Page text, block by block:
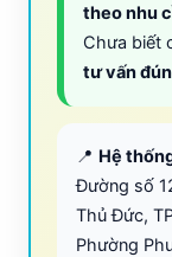
theo nhu
Chưa biết
tư vấn
📍 Hệ
Đường số
Thủ Đức,
Phường